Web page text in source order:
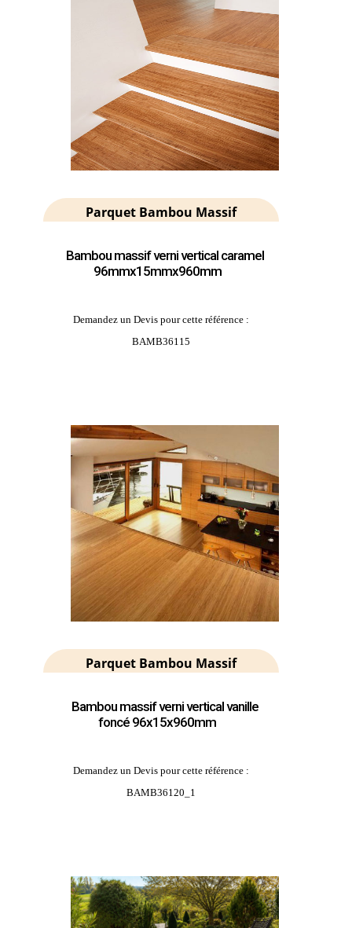
Parquet Bambou Massif
Bambou massif verni vertical caramel
96mmx15mmx960mm
Demandez un Devis pour cette référence :
BAMB36115
Parquet Bambou Massif
Bambou massif verni vertical vanille
foncé 96x15x960mm
Demandez un Devis pour cette référence :
BAMB36120_1